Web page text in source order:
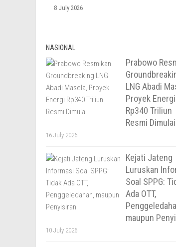
8 July 2026
NASIONAL
Prabowo
LNG Abadi
Proyek Energi
Rp340 Triliun
Resmi Dimulai
16 July 2026
Kejati Jateng
Luruskan
Soal SPPG:
Ada OTT,
maupun
10 July 2026